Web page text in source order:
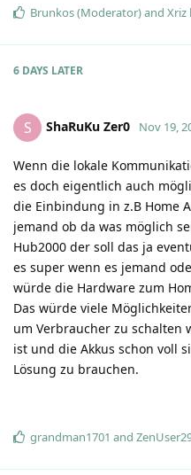
Brunkos (Moderator)and Xriz
6 DAYS LATER
S ShaRuKu Zer0 Nov 19,
Wenn die lokale
es doch eigentlich auch
die Einbindung in z.B Home
jemand ob da was möglich
Hub2000 der soll das ja
es super wenn es jemand
würde die Hardware zum
Das würde viele
um Verbraucher zu schalten
ist und die Akkus schon voll
Lösung zu brauchen.
grandman1701 and